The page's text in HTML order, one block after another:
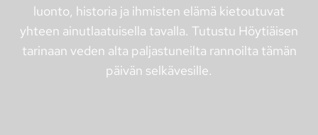
luonto, historia ja ihmisten elämä kietoutuvat
yhteen ainutlaatuisella tavalla. Tutustu Höytiäisen
tarinaan veden alta paljastuneilta rannoilta tämän
päivän selkävesille.